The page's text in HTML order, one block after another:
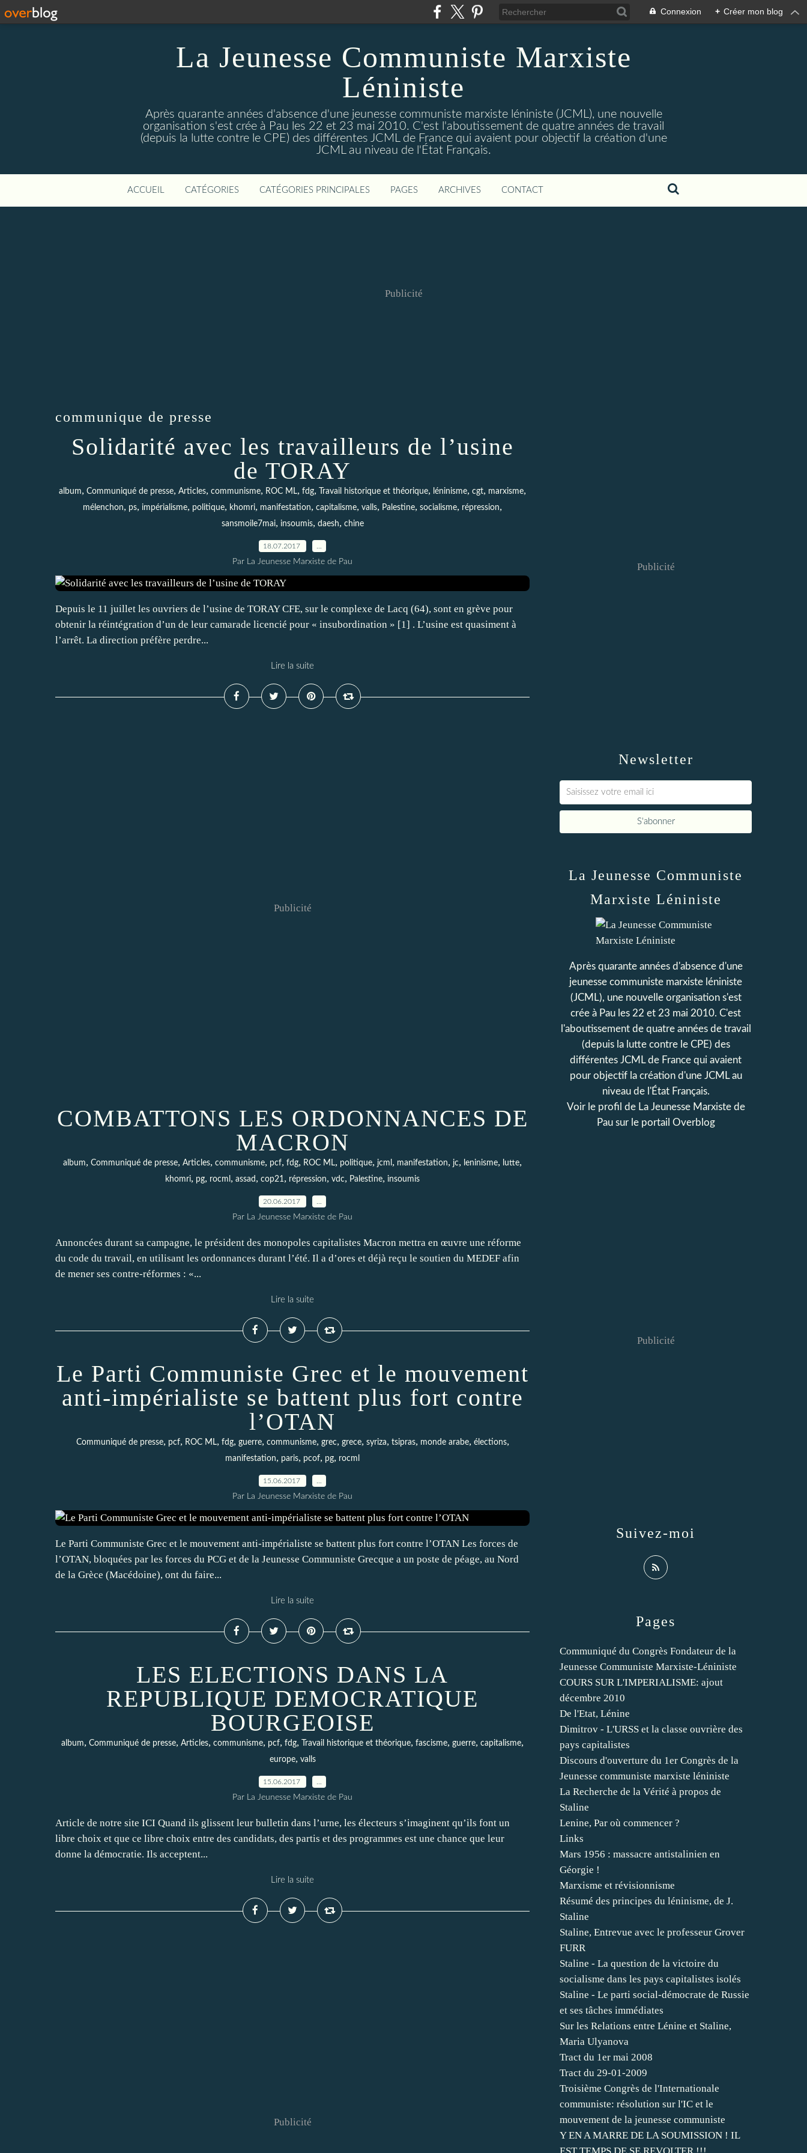
Connexion + Créer mon blog
La Jeunesse Communiste Marxiste
Léniniste
Après quarante années d'absence d'une jeunesse communiste marxiste léniniste (JCML), une nouvelle
organisation s'est crée à Pau les 22 et 23 mai 2010. C'est l'aboutissement de quatre années de travail
(depuis la lutte contre le CPE) des différentes JCML de France qui avaient pour objectif la création d'une
JCML au niveau de l'État Français.
ACCUEIL CATÉGORIES CATÉGORIES PRINCIPALES PAGES ARCHIVES CONTACT
Publicité
communique de presse
Solidarité avec les travailleurs de l’usine
de TORAY
album, Communiqué de presse, Articles, communisme, ROC ML, fdg, Travail historique et théorique, léninisme, cgt, marxisme,
mélenchon, ps, impérialisme, politique, khomri, manifestation, capitalisme, valls, Palestine, socialisme, répression,
sansmoile7mai, insoumis, daesh, chine
18.07.2017
Par La Jeunesse Marxiste de Pau
Depuis le 11 juillet les ouvriers de l’usine de TORAY CFE, sur le complexe de Lacq (64), sont en grève pour
obtenir la réintégration d’un de leur camarade licencié pour « insubordination » [1] . L’usine est quasiment à
l’arrêt. La direction préfère perdre...
Lire la suite
Publicité
COMBATTONS LES ORDONNANCES DE
MACRON
album, Communiqué de presse, Articles, communisme, pcf, fdg, ROC ML, politique, jcml , manifestation, jc, leninisme, lutte,
khomri, pg, rocml , assad , cop21, répression, vdc, Palestine, insoumis
20.06.2017
Par La Jeunesse Marxiste de Pau
Annoncées durant sa campagne, le président des monopoles capitalistes Macron mettra en œuvre une réforme
du code du travail, en utilisant les ordonnances durant l’été. Il a d’ores et déjà reçu le soutien du MEDEF afin
de mener ses contre-réformes : «...
Lire la suite
Le Parti Communiste Grec et le mouvement
anti-impérialiste se battent plus fort contre
l’OTAN
Communiqué de presse, pcf, ROC ML, fdg, guerre, communisme, grec, grece, syriza, tsipras, monde arabe, élections,
manifestation, paris, pcof, pg, rocml
15.06.2017
Par La Jeunesse Marxiste de Pau
Le Parti Communiste Grec et le mouvement anti-impérialiste se battent plus fort contre l’OTAN Les forces de
l’OTAN, bloquées par les forces du PCG et de la Jeunesse Communiste Grecque a un poste de péage, au Nord
de la Grèce (Macédoine), ont du faire...
Lire la suite
LES ELECTIONS DANS LA
REPUBLIQUE DEMOCRATIQUE
BOURGEOISE
album, Communiqué de presse, Articles, communisme, pcf, fdg, Travail historique et théorique, fascisme, guerre, capitalisme,
europe, valls
15.06.2017
Par La Jeunesse Marxiste de Pau
Article de notre site ICI Quand ils glissent leur bulletin dans l’urne, les électeurs s’imaginent qu’ils font un
libre choix et que ce libre choix entre des candidats, des partis et des programmes est une chance que leur
donne la démocratie. Ils acceptent...
Lire la suite
Publicité
Newsletter
Publicité
Pages
Communiqué du Congrès Fondateur de la
Jeunesse Communiste Marxiste-Léniniste
COURS SUR L'IMPERIALISME: ajout
décembre 2010
De l'Etat, Lénine
Dimitrov - L'URSS et la classe ouvrière des
pays capitalistes
Discours d'ouverture du 1er Congrès de la
Jeunesse communiste marxiste léniniste
La Recherche de la Vérité à propos de
Staline
Lenine, Par où commencer ?
Links
Mars 1956 : massacre antistalinien en
Géorgie !
Marxisme et révisionnisme
Résumé des principes du léninisme, de J.
Staline
Staline, Entrevue avec le professeur Grover
FURR
Staline - La question de la victoire du
socialisme dans les pays capitalistes isolés
Staline - Le parti social-démocrate de Russie
et ses tâches immédiates
Sur les Relations entre Lénine et Staline,
Maria Ulyanova
Tract du 1er mai 2008
Tract du 29-01-2009
Troisième Congrès de l'Internationale
communiste: résolution sur l'IC et le
mouvement de la jeunesse communiste
Y EN A MARRE DE LA SOUMISSION ! IL
La Jeunesse Communiste
Marxiste Léniniste
Après quarante années d'absence d'une
jeunesse communiste marxiste léniniste
(JCML), une nouvelle organisation s'est
crée à Pau les 22 et 23 mai 2010. C'est
l'aboutissement de quatre années de travail
(depuis la lutte contre le CPE) des
différentes JCML de France qui avaient
pour objectif la création d'une JCML au
niveau de l'État Français.
Voir le profil de La Jeunesse Marxiste de
Pausur le portail Overblog
Suivez-moi
Publicité